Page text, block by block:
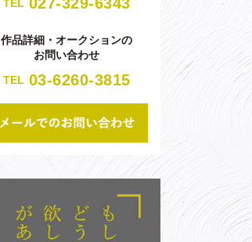
TEL
作品詳細・オークションの
お問い合わせ
TEL 03-6260-3815